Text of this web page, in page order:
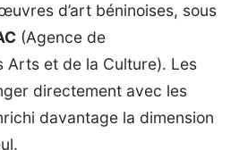
d’art béninoises, sous
(Agence de
Arts et de la Culture). Les
directement avec les
davantage la dimension